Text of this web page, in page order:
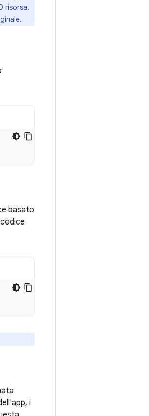
risorsa.
basato
i